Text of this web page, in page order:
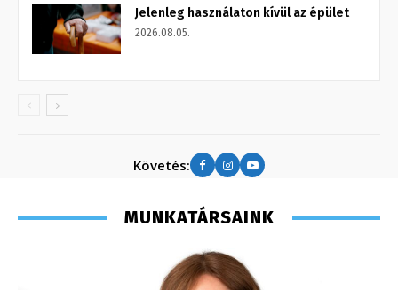
Jelenleg használaton kívül az épület
2026.08.05.
Követés:
MUNKATÁRSAINK